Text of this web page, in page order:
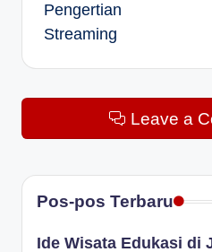
navigation
Pengertian
Streaming
Leave a
Pos-pos Terbaru
Ide Wisata Edukasi di